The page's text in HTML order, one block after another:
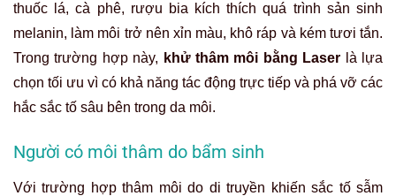
thuốc lá, cà phê, rượu bia kích thích quá trình sản sinh
melanin, làm môi trở nên xỉn màu, khô ráp và kém tươi tắn.
Trong trường hợp này, khử thâm môi bằng Laser là lựa
chọn tối ưu vì có khả năng tác động trực tiếp và phá vỡ các
hắc sắc tố sâu bên trong da môi.
Người có môi thâm do bẩm sinh
Với trường hợp thâm môi do di truyền khiến sắc tố sẫm